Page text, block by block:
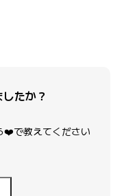
たか？
❤️で教えてください